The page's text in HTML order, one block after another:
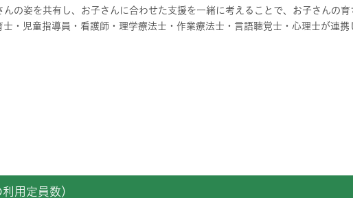
の姿を共有し、お子さんに合わせた支援を一緒に考えることで、お子さんの育
・児童指導員・看護師・理学療法士・作業療法士・言語聴覚士・心理士が連携
用定員数）